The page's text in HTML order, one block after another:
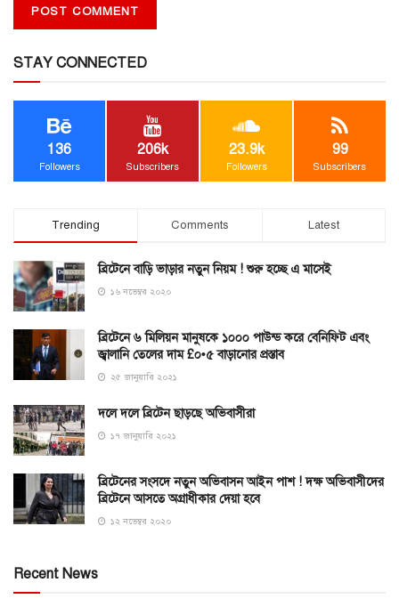
STAY CONNECTED
136
Followers
206k
Subscribers
23.9k
Followers
99
Subscribers
Trending Comments Latest
ব্রিটেনে বাড়ি ভাড়ার নতুন নিয়ম ! শুরু হচ্ছে এ মাসেই
১৬ নভেম্বর ২০২০
ব্রিটেনে ৬ মিলিয়ন মানুষকে ১০০০ পাউন্ড করে বেনিফিট এবং
জ্বালানি তেলের দাম £০•৫ বাড়ানোর প্রস্তাব
২৫ জানুয়ারি ২০২১
দলে দলে ব্রিটেন ছাড়ছে অভিবাসীরা
১৭ জানুয়ারি ২০২১
ব্রিটেনের সংসদে নতুন অভিবাসন আইন পাশ ! দক্ষ অভিবাসীদের
ব্রিটেনে আসতে অগ্রাধীকার দেয়া হবে
১২ নভেম্বর ২০২০
Recent News